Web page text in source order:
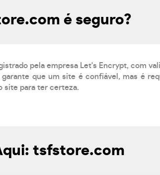
é seguro?
pela empresa Let's Encrypt, com
que um site é confiável, mas é
site para ter certeza.
tsfstore.com